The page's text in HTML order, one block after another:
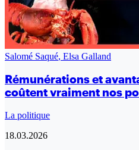
Salomé Saqué, Elsa Galland
Rémunérations et
coûtent vraiment nos
La politique
18.03.2026